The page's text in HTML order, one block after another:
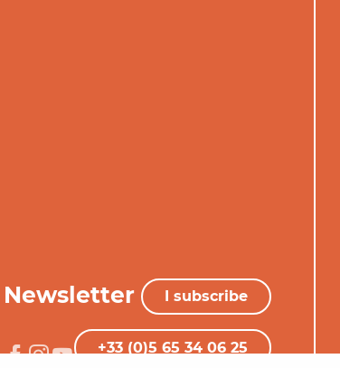
Newsletter I subscribe
+33 (0)5 65 34 06 25